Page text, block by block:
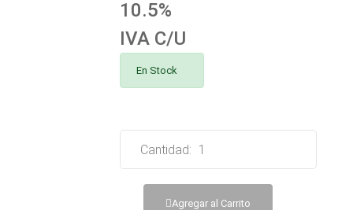
10.5%
IVA C/U
En Stock
Cantidad:
Agregar al Carrito